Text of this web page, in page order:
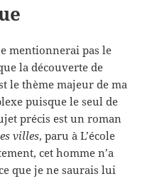
mentionnerai pas le
la découverte de
le thème majeur de ma
puisque le seul de
précis est un roman
villes, paru à L’école
cet homme n’a
que je ne saurais lui